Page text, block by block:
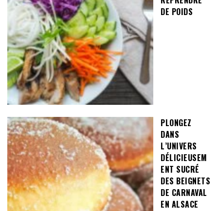
DE POIDS
PLONGEZ
DANS
L’UNIVERS
DÉLICIEUSEM
ENT SUCRÉ
DES BEIGNETS
DE CARNAVAL
EN ALSACE